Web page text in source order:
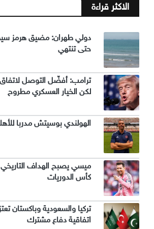
الاكثر قراءة
دولي طهران: مضيق هرمز
حتى تنتهي
ترامب: أفضّل التوصل لاتفاق
لكن الخيار العسكري مطروح
الهولندي بوسيتش مدربا
ميسي يصبح الهداف
كأس الدوريات
تركيا والسعودية وباكستان
اتفاقية دفاع مشترك